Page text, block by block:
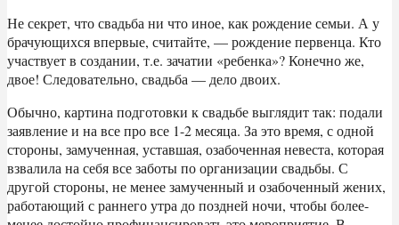
Не секрет, что свадьба ни что иное, как рождение семьи. А у
брачующихся впервые, считайте, — рождение первенца. Кто
участвует в создании, т.е. зачатии «ребенка»? Конечно же,
двое! Следовательно, свадьба — дело двоих.
Обычно, картина подготовки к свадьбе выглядит так: подали
заявление и на все про все 1-2 месяца. За это время, с одной
стороны, замученная, уставшая, озабоченная невеста, которая
взвалила на себя все заботы по организации свадьбы. С
другой стороны, не менее замученный и озабоченный жених,
работающий с раннего утра до поздней ночи, чтобы более-